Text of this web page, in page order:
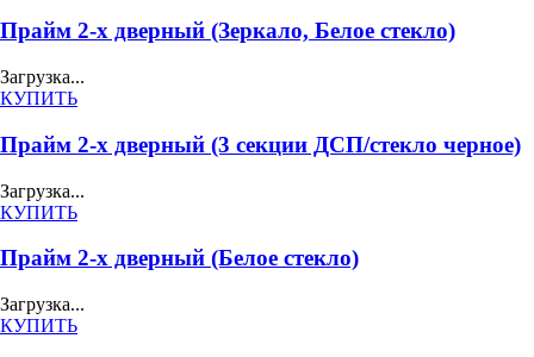
Прайм 2-х дверный (Зеркало, Белое стекло)
Загрузка...
КУПИТЬ
Прайм 2-х дверный (3 секции ДСП/стекло черное)
Загрузка...
КУПИТЬ
Прайм 2-х дверный (Белое стекло)
Загрузка...
КУПИТЬ